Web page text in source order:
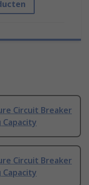
Circuit Breaker
Capacity
Circuit Breaker
Capacity